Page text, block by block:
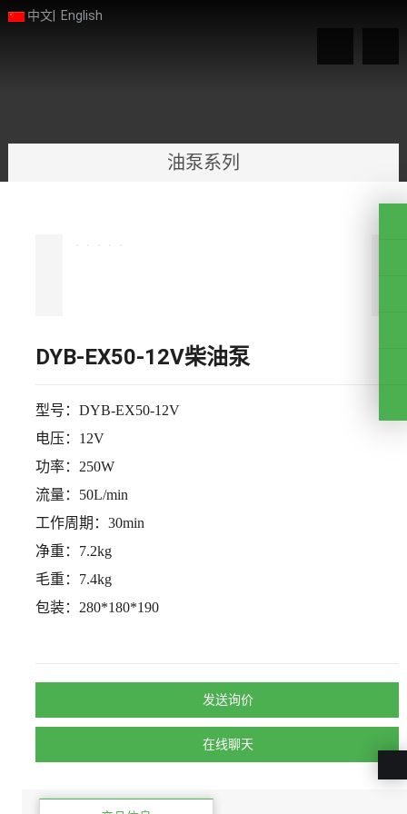
中文| English
油泵系列
DYB-EX50-12V柴油泵
型号： DYB-EX50-12V
电压： 12V
功率： 250W
流量： 50L/min
工作周期： 30min
净重： 7.2kg
毛重： 7.4kg
包装： 280*180*190
发送询价
在线聊天